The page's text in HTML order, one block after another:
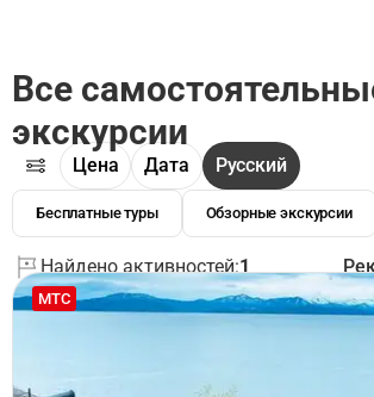
Все
экскурсии
Цена Дата Русский
Бесплатные туры Обзорные экскурсии
Найдено активностей:1
МТС